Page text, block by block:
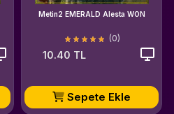
Metin2 EMERALD Alesta WON
(0)
10.40 TL
Sepete Ekle